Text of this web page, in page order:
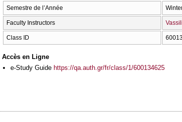
Semestre de l’Année
Faculty Instructors
Class ID
Accès en Ligne
e-Study Guide https://qa.auth.gr/fr/class/1/600134625